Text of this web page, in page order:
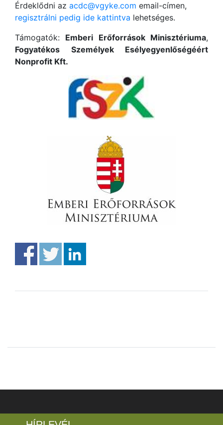
Érdeklődni az acdc@vgyke.com email-címen,
regisztrálni pedig ide kattintva lehetséges.
Támogatók: Emberi Erőforrások Minisztériuma,
Fogyatékos Személyek Esélyegyenlőségéért
Nonprofit Kft.